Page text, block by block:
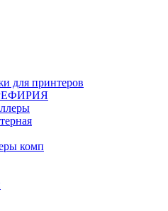
для принтеров
комп